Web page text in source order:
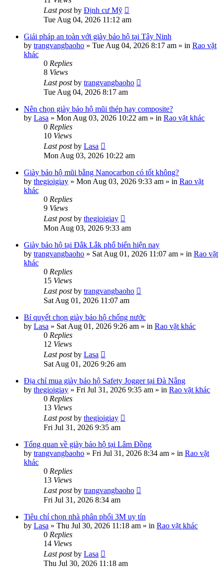
Last postby Định cư Mỹ
Tue Aug 04, 2026 11:12 am
Giải pháp an toàn với giày bảo hộ tại Tây Ninh
by trangvangbaoho » Tue Aug 04, 2026 8:17 am » in Rao vặt
khác
0 Replies
8 Views
Last postby trangvangbaoho
Tue Aug 04, 2026 8:17 am
Nên chọn giày bảo hộ mũi thép hay composite?
by Lasa » Mon Aug 03, 2026 10:22 am » in Rao vặt khác
0 Replies
10 Views
Last postby Lasa
Mon Aug 03, 2026 10:22 am
Giày bảo hộ mũi bằng Nanocarbon có tốt không?
by thegioigiay » Mon Aug 03, 2026 9:33 am » in Rao vặt
khác
0 Replies
9 Views
Last postby thegioigiay
Mon Aug 03, 2026 9:33 am
Giày bảo hộ tại Đắk Lắk phổ biến hiện nay
by trangvangbaoho » Sat Aug 01, 2026 11:07 am » in Rao vặt
khác
0 Replies
15 Views
Last postby trangvangbaoho
Sat Aug 01, 2026 11:07 am
Bí quyết chọn giày bảo hộ chống nước
by Lasa » Sat Aug 01, 2026 9:26 am » in Rao vặt khác
0 Replies
12 Views
Last postby Lasa
Sat Aug 01, 2026 9:26 am
Địa chỉ mua giày bảo hộ Safety Jogger tại Đà Nẵng
by thegioigiay » Fri Jul 31, 2026 9:35 am » in Rao vặt khác
0 Replies
13 Views
Last postby thegioigiay
Fri Jul 31, 2026 9:35 am
Tổng quan về giày bảo hộ tại Lâm Đồng
by trangvangbaoho » Fri Jul 31, 2026 8:34 am » in Rao vặt
khác
0 Replies
13 Views
Last postby trangvangbaoho
Fri Jul 31, 2026 8:34 am
Tiêu chí chọn nhà phân phối 3M uy tín
by Lasa » Thu Jul 30, 2026 11:18 am » in Rao vặt khác
0 Replies
14 Views
Last postby Lasa
Thu Jul 30, 2026 11:18 am